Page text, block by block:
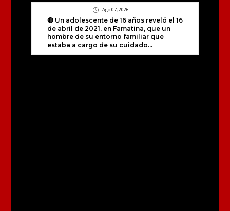
Ago 07, 2026
🔴 Un adolescente de 16 años reveló el 16
de abril de 2021, en Famatina, que un
hombre de su entorno familiar que
estaba a cargo de su cuidado...